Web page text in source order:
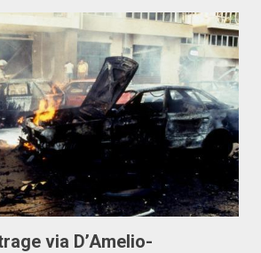
via D’Amelio-